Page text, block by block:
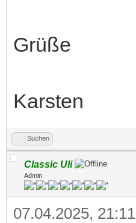
Grüße
Karsten
Suchen
Classic Uli
Admin
07.04.2025, 21:11